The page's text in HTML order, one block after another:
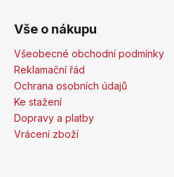
Vše o nákupu
Všeobecné obchodní podmínky
Reklamační řád
Ochrana osobních údajů
Ke stažení
Dopravy a platby
Vrácení zboží